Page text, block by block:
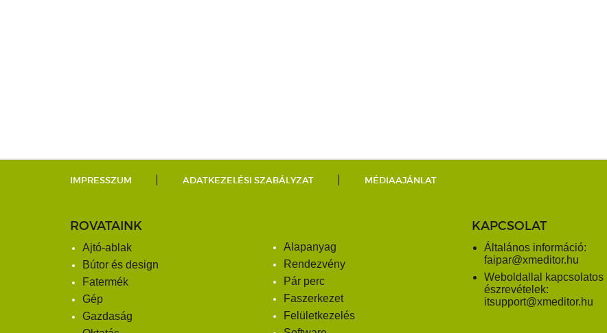
IMPRESSZUM ADATKEZELÉSI SZABÁLYZAT MÉDIAAJÁNLAT
ROVATAINK
Ajtó-ablak
Bútor és design
Fatermék
Gép
Gazdaság
Alapanyag
Rendezvény
Pár perc
Faszerkezet
Felületkezelés
KAPCSOLAT
Általános információ:
faipar@xmeditor.hu
Weboldallal kapcsolatos
észrevételek:
itsupport@xmeditor.hu